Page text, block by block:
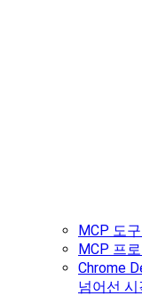
MCP 도
MCP 프
Chrome
넘어선